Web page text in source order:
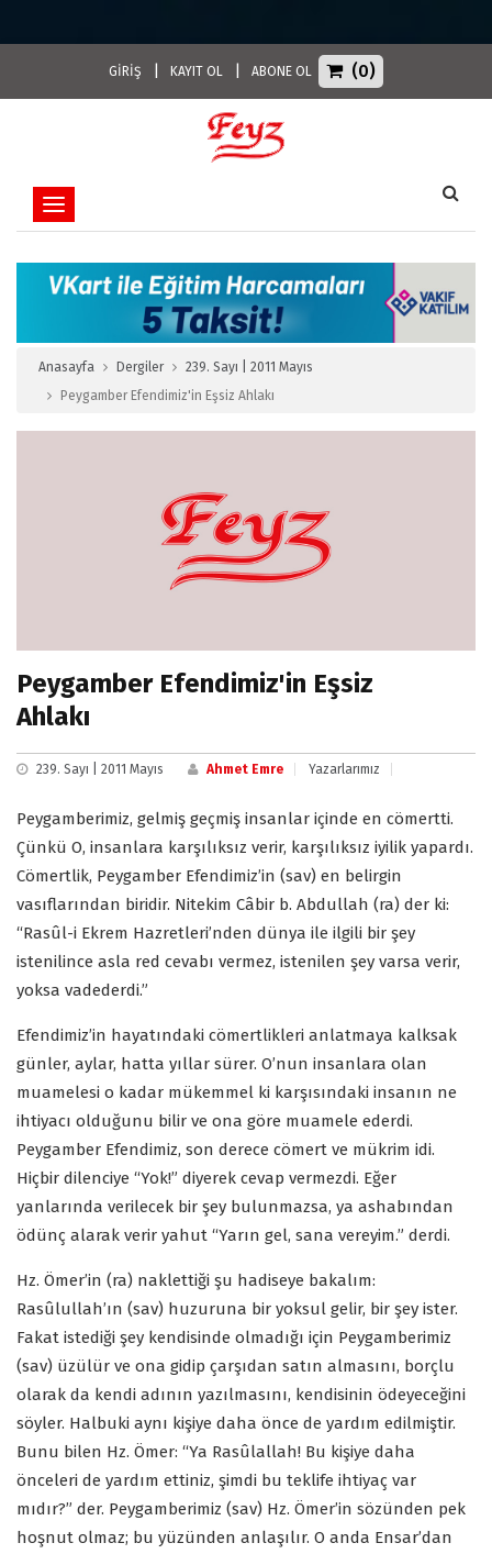
GİRİŞ KAYIT OL ABONE OL (0)
Toggle navigation
Anasayfa Dergiler
239. Sayı | 2011 Mayıs
Peygamber Efendimiz'in Eşsiz Ahlakı
Peygamber Efendimiz'in Eşsiz
Ahlakı
239. Sayı | 2011 Mayıs Ahmet Emre Yazarlarımız
Peygamberimiz, gelmiş geçmiş insanlar içinde en cömertti.
Çünkü O, insanlara karşılıksız verir, karşılıksız iyilik yapardı.
Cömertlik, Peygamber Efendimiz’in (sav) en belirgin
vasıflarından biridir. Nitekim Câbir b. Abdullah (ra) der ki:
“Rasûl-i Ekrem Hazretleri’nden dünya ile ilgili bir şey
istenilince asla red cevabı vermez, istenilen şey varsa verir,
yoksa vadederdi.”
Efendimiz’in hayatındaki cömertlikleri anlatmaya kalksak
günler, aylar, hatta yıllar sürer. O’nun insanlara olan
muamelesi o kadar mükemmel ki karşısındaki insanın ne
ihtiyacı olduğunu bilir ve ona göre muamele ederdi.
Peygamber Efendimiz, son derece cömert ve mükrim idi.
Hiçbir dilenciye “Yok!” diyerek cevap vermezdi. Eğer
yanlarında verilecek bir şey bulunmazsa, ya ashabından
ödünç alarak verir yahut “Yarın gel, sana vereyim.” derdi.
Hz. Ömer’in (ra) naklettiği şu hadiseye bakalım:
Rasûlullah’ın (sav) huzuruna bir yoksul gelir, bir şey ister.
Fakat istediği şey kendisinde olmadığı için Peygamberimiz
(sav) üzülür ve ona gidip çarşıdan satın almasını, borçlu
olarak da kendi adının yazılmasını, kendisinin ödeyeceğini
söyler. Halbuki aynı kişiye daha önce de yardım edilmiştir.
Bunu bilen Hz. Ömer: “Ya Rasûlallah! Bu kişiye daha
önceleri de yardım ettiniz, şimdi bu teklife ihtiyaç var
mıdır?” der. Peygamberimiz (sav) Hz. Ömer’in sözünden pek
hoşnut olmaz; bu yüzünden anlaşılır. O anda Ensar’dan